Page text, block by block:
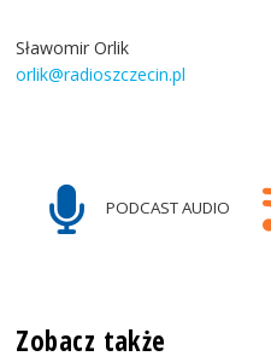
Sławomir Orlik
orlik@radioszczecin.pl
PODCAST AUDIO
Zobacz także